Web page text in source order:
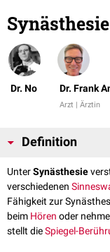
Synästhesie
Dr. No Dr. Frank
Arzt | Ärztin
Definition
UnterSynästhesie
verschiedenen
Fähigkeit zur
beim Hören oder
stellt dieSpiegel-